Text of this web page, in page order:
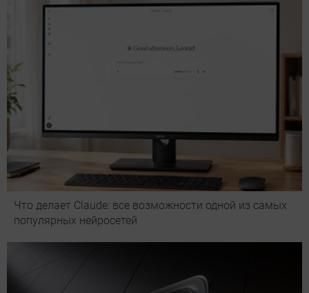
Что делает Сlaude: все возможности одной из самых
популярных нейросетей